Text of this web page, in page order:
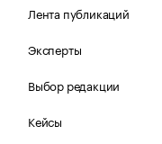
Лента публикаций
Эксперты
Выбор редакции
Кейсы